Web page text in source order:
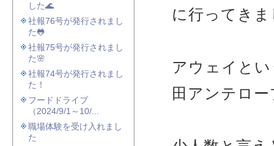
に行ってき
アウェイと
田アンテロ
した🌊
社報76号が発行されまし
た🐸
社報75号が発行されまし
た🌸
社報74号が発行されまし
た！
フードドライブ
（2024/9/1～10/...
職場体験を受け入れまし
た